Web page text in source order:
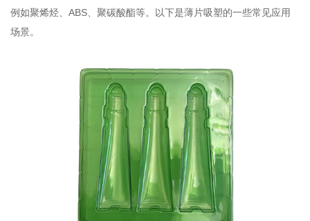
例如聚烯烃、ABS、聚碳酸酯等。以下是薄片吸塑的一些常见应用
场景。